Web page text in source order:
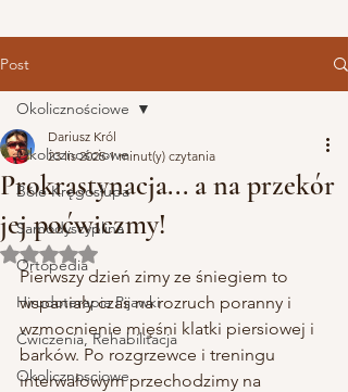
Post
Okolicznościowe
Bóle Kręgosłupa
Samodyscyplina
Ortopedia
Hirudoterapia Pijawki
Ćwiczenia, Rehabilitacja
Okolicznosciowe
Okolicznościowe
Prokrastynacja... a na przekór
jej poćwiczmy!
Dariusz Król
23 lis 2025 1 minut(y) czytania
Oceniono na NaN z 5 gwiazdek.
Pierwszy dzień zimy ze śniegiem to
wspaniały czas na rozruch poranny i
wzmocnienie mięśni klatki piersiowej i
barków. Po rozgrzewce i treningu
interwałowym przechodzimy na